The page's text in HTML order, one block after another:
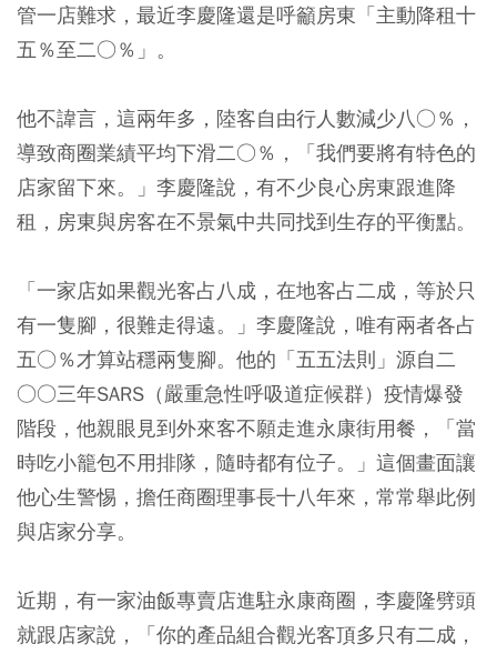
管一店難求，最近李慶隆還是呼籲房東「主動降租十
五％至二○％」。
他不諱言，這兩年多，陸客自由行人數減少八○％，
導致商圈業績平均下滑二○％，「我們要將有特色的
店家留下來。」李慶隆說，有不少良心房東跟進降
租，房東與房客在不景氣中共同找到生存的平衡點。
「一家店如果觀光客占八成，在地客占二成，等於只
有一隻腳，很難走得遠。」李慶隆說，唯有兩者各占
五○％才算站穩兩隻腳。他的「五五法則」源自二
○○三年SARS（嚴重急性呼吸道症候群）疫情爆發
階段，他親眼見到外來客不願走進永康街用餐，「當
時吃小籠包不用排隊，隨時都有位子。」這個畫面讓
他心生警惕，擔任商圈理事長十八年來，常常舉此例
與店家分享。
近期，有一家油飯專賣店進駐永康商圈，李慶隆劈頭
就跟店家說，「你的產品組合觀光客頂多只有二成，